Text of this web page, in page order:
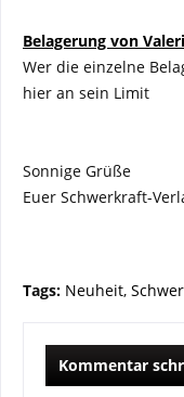
Belagerung von
Wer die einzelne
hier an sein Limit
Sonnige Grüße
Euer Schwerkraft-
Tags: Neuheit,
Kommentar